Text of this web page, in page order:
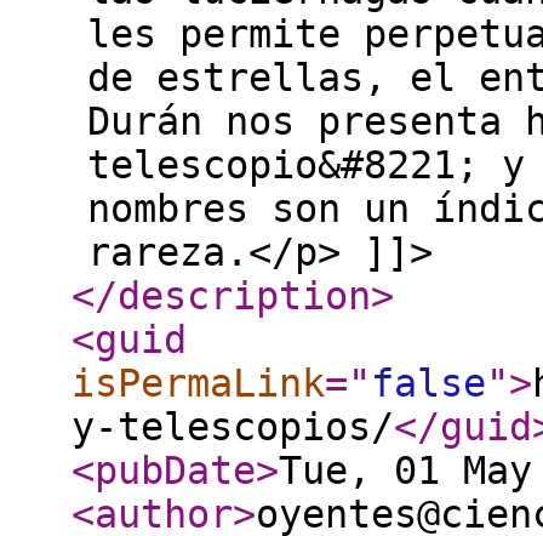
les permite
de estrellas, el
Durán nos presenta
telescopio&#8221;
nombres son un
rareza.</p> ]]>
</description>
<guid
isPermaLink=" false">
y-telescopios/</guid
<pubDate>Tue, 01
<author>